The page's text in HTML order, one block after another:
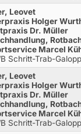
Leovet
Holger
Dr. Müller
Marcel
Schritt-Trab-Galopp
Leovet
Holger
Dr. Müller
Marcel
Schritt-Trab-Galopp